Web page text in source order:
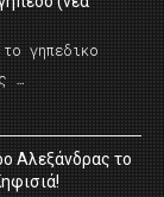
γηπεδικο
…
Αλεξάνδρας το